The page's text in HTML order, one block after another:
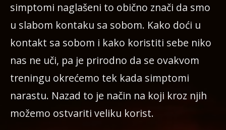
simptomi naglašeni to obično znači da smo
u slabom kontaku sa sobom. Kako doći u
kontakt sa sobom i kako koristiti sebe niko
nas ne uči, pa je prirodno da se ovakvom
treningu okrećemo tek kada simptomi
narastu. Nazad to je način na koji kroz njih
možemo ostvariti veliku korist.